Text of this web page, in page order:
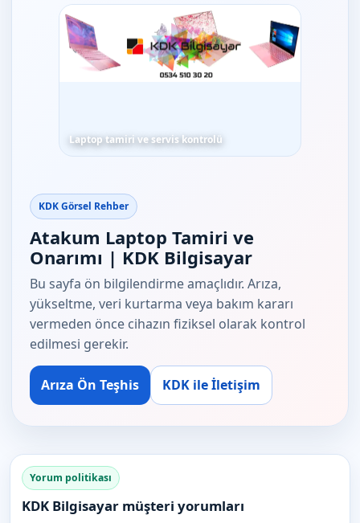
Laptop tamiri ve servis kontrolü
KDK Görsel Rehber
Atakum Laptop Tamiri ve
Onarımı | KDK Bilgisayar
Bu sayfa ön bilgilendirme amaçlıdır. Arıza,
yükseltme, veri kurtarma veya bakım kararı
vermeden önce cihazın fiziksel olarak kontrol
edilmesi gerekir.
Arıza Ön Teşhis KDK ile İletişim
Yorum politikası
KDK Bilgisayar müşteri yorumları